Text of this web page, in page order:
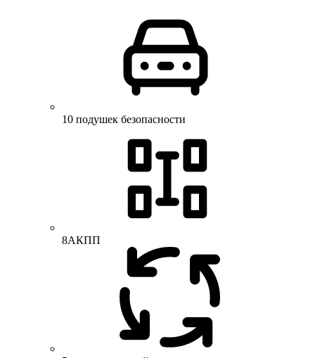
10 подушек безопасности
8АКПП